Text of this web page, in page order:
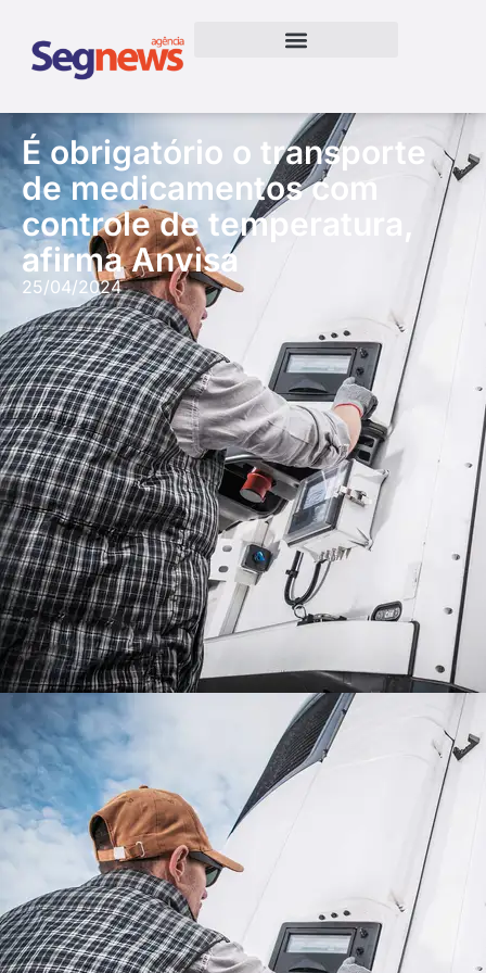
É obrigatório o transporte
de medicamentos com
controle de temperatura,
afirma Anvisa
25/04/2024